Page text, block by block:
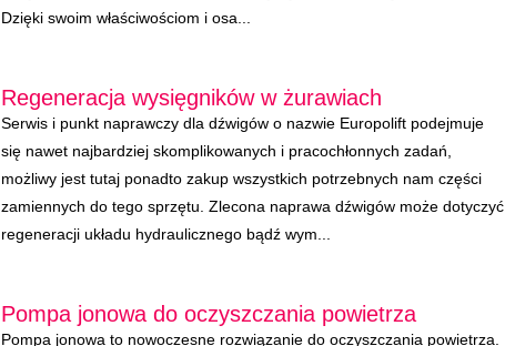
Dzięki swoim właściwościom i osa...
Regeneracja wysięgników w żurawiach
Serwis i punkt naprawczy dla dźwigów o nazwie Europolift podejmuje
się nawet najbardziej skomplikowanych i pracochłonnych zadań,
możliwy jest tutaj ponadto zakup wszystkich potrzebnych nam części
zamiennych do tego sprzętu. Zlecona naprawa dźwigów może dotyczyć
regeneracji układu hydraulicznego bądź wym...
Pompa jonowa do oczyszczania powietrza
Pompa jonowa to nowoczesne rozwiązanie do oczyszczania powietrza.